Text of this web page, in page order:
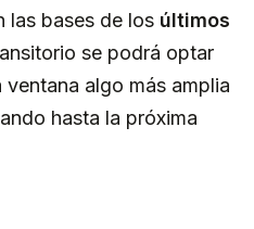
las bases de los últimos
se podrá optar
algo más amplia
hasta la próxima